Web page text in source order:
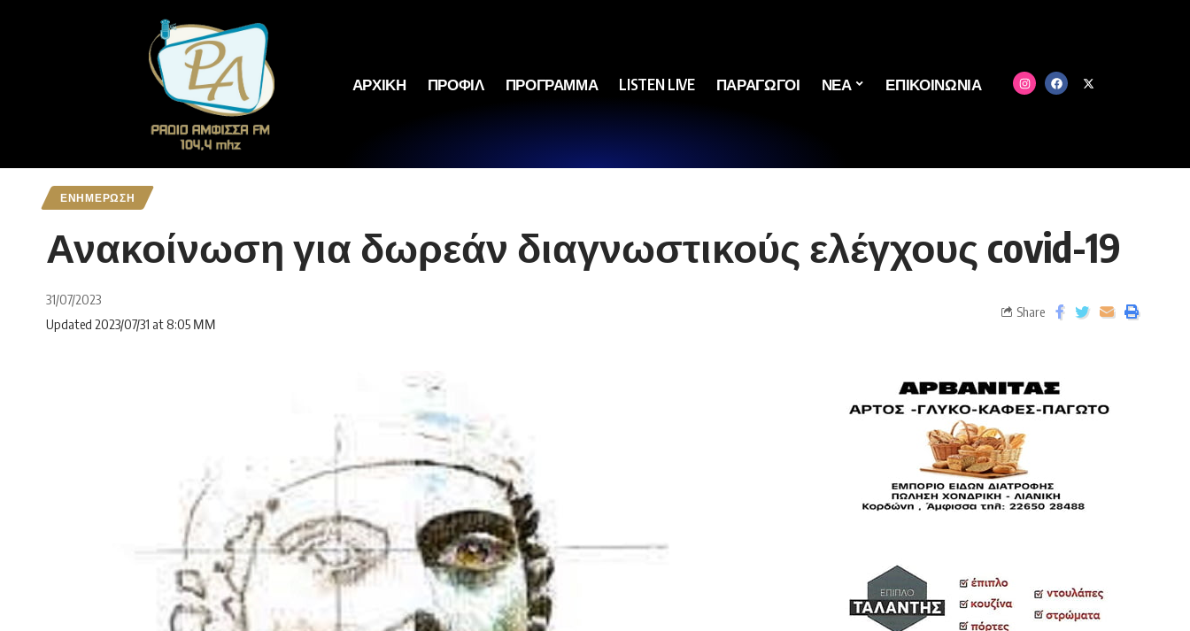
ΑΡΧΙΚΗ ΠΡΟΦΙΛ ΠΡΟΓΡΑΜΜΑ LISTEN LIVE ΠΑΡΑΓΩΓΟΙ ΝΕΑ ΕΠΙΚΟΙΝΩΝΙΑ
ΕΝΗΜΕΡΩΣΗ
Ανακοίνωση για δωρεάν διαγνωστικούς ελέγχους covid-19
31/07/2023
Updated 2023/07/31 at 8:05 ΜΜ
Share